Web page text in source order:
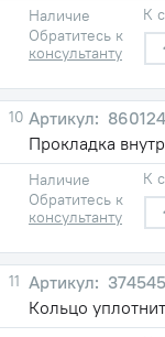
Наличие
Обратитесь к
консультанту
К
10
Прокладка
Наличие
Обратитесь к
консультанту
К
11
374545
Кольцо